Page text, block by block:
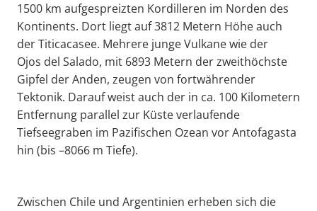
1500 km aufgespreizten Kordilleren im Norden des
Kontinents. Dort liegt auf 3812 Metern Höhe auch
der Titicacasee. Mehrere junge Vulkane wie der
Ojos del Salado, mit 6893 Metern der zweithöchste
Gipfel der Anden, zeugen von fortwährender
Tektonik. Darauf weist auch der in ca. 100 Kilometern
Entfernung parallel zur Küste verlaufende
Tiefseegraben im Pazifischen Ozean vor Antofagasta
hin (bis –8066 m Tiefe).
Zwischen Chile und Argentinien erheben sich die